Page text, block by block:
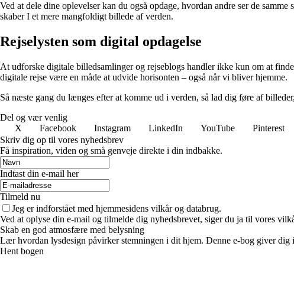
Ved at dele dine oplevelser kan du også opdage, hvordan andre ser de
skaber I et mere mangfoldigt billede af verden.
Rejselysten som digital opdagelse
At udforske digitale billedsamlinger og rejseblogs handler ikke kun om at
digitale rejse være en måde at udvide horisonten – også når vi bliver hjemme.
Så næste gang du længes efter at komme ud i verden, så lad dig føre af
Del og vær venlig
X
Facebook Instagram LinkedIn YouTube Pinterest
Skriv dig op til vores nyhedsbrev
Få inspiration, viden og små genveje direkte i din indbakke.
Indtast din e-mail her
Tilmeld nu
Jeg er indforstået med hjemmesidens vilkår og databrug.
Ved at oplyse din e-mail og tilmelde dig nyhedsbrevet, siger du ja til vores
Skab en god atmosfære med belysning
Lær hvordan lysdesign påvirker stemningen i dit hjem. Denne e-bog giver
Hent bogen